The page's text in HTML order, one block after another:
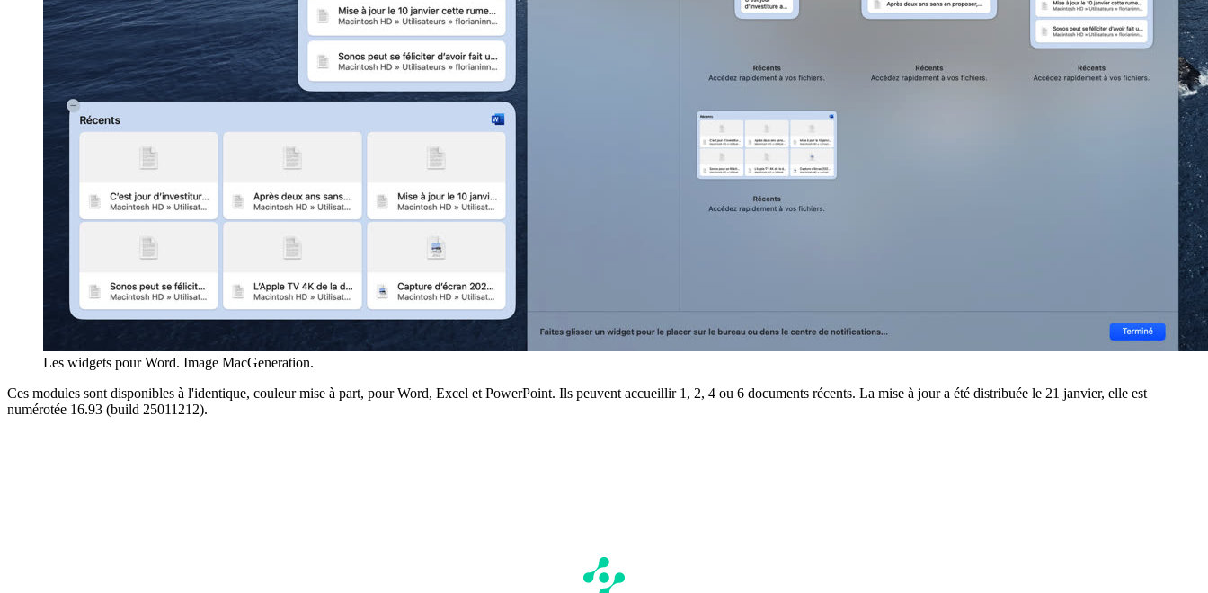
Les widgets pour Word. Image MacGeneration.
Ces modules sont disponibles à l'identique, couleur mise à part, pour Word, Excel et PowerPoint. Ils peuvent accueillir 1, 2, 4 ou 6 documents récents. La mise à jour a été distribuée le 21 janvier, elle est
numérotée 16.93 (build 25011212).